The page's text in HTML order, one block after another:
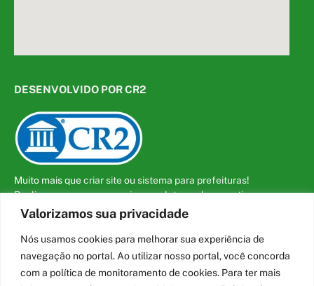
Valorizamos sua privacidade
Nós usamos cookies para melhorar sua experiência de
navegação no portal. Ao utilizar nosso portal, você concorda
com a política de monitoramento de cookies. Para ter mais
DESENVOLVIDO POR CR2
Muito mais quecriar siteou sistema para prefeituras!
Realizamos umaassessoriacompleta, onde garantimos em
contrato que todas as exigências dasleis de transparência
Conheça oPNTPe oRadar da Transparência Pública